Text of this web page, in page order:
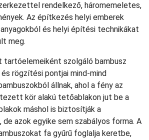
rendelkező, háromemeletes,
Az építkezés helyi emberek
és helyi építési technikákat
meg.
tartóelemeiként szolgáló bambusz
rögzítési pontjai mind-mind
állnak, ahol a fény az
kör alakú tetőablakon jut be a
máshol is biztosítják a
azok egyike sem szabályos forma. A
fa gyűrű foglalja keretbe,